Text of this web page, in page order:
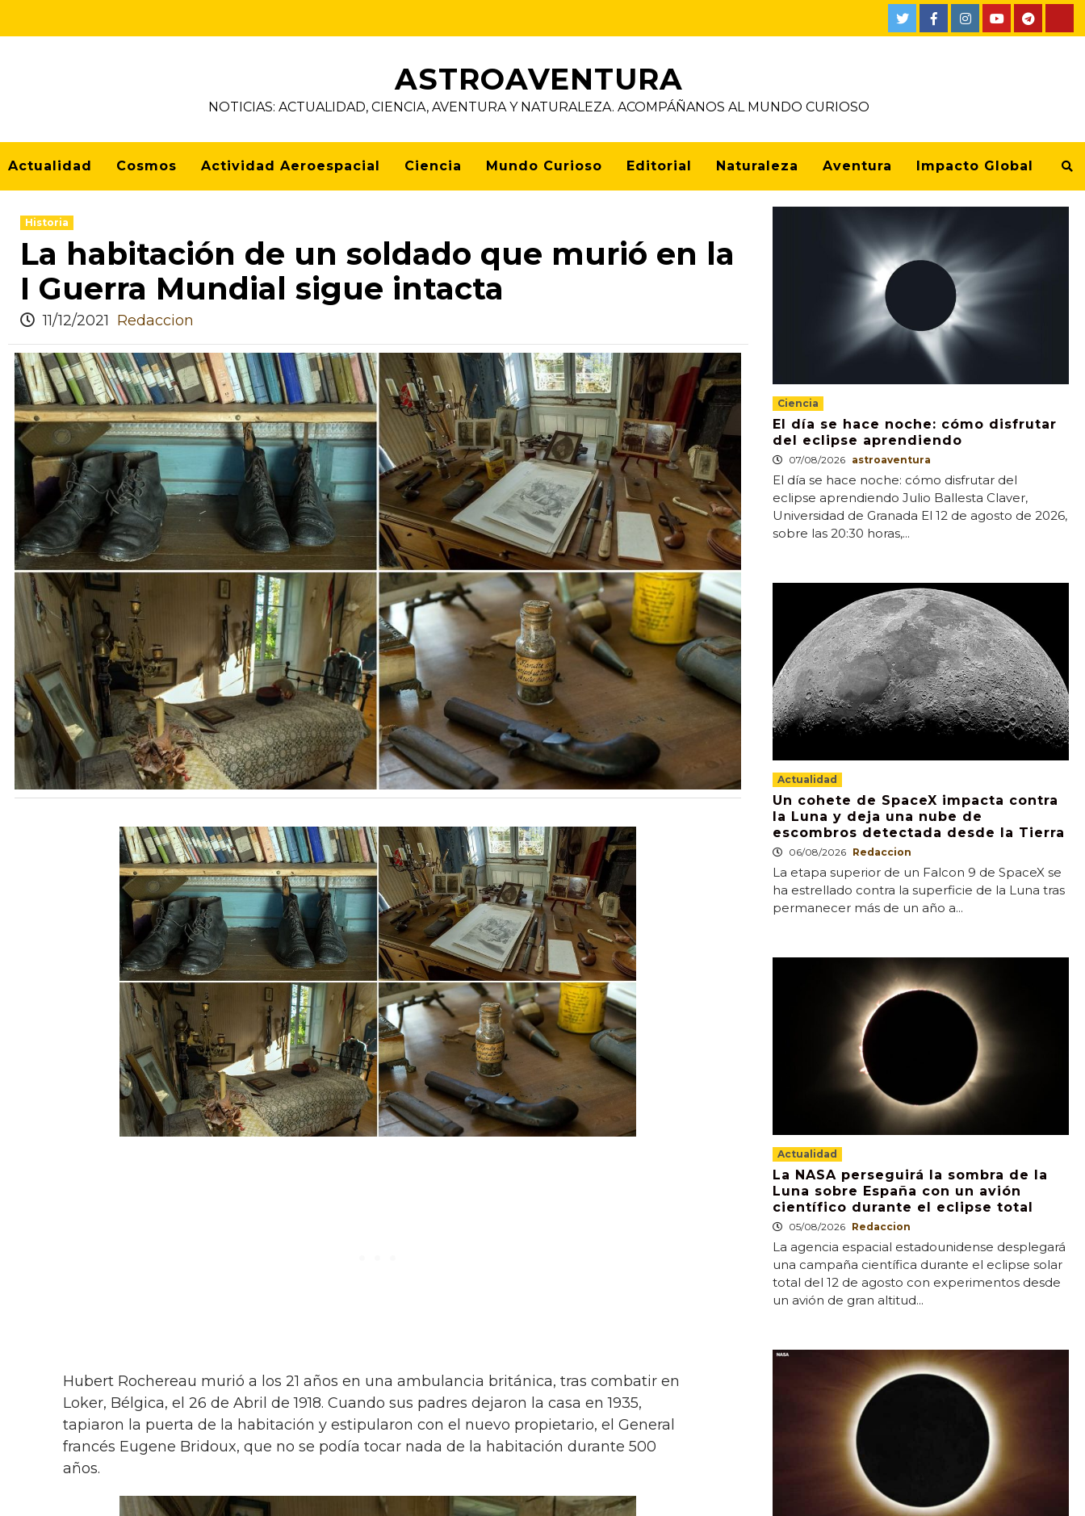
ASTROAVENTURA
NOTICIAS: ACTUALIDAD, CIENCIA, AVENTURA Y NATURALEZA. ACOMPÁÑANOS AL MUNDO CURIOSO
Actualidad Cosmos Actividad Aeroespacial Ciencia Mundo Curioso Editorial Naturaleza Aventura Impacto Global
Historia
La habitación de un soldado que murió en la
I Guerra Mundial sigue intacta
11/12/2021 Redaccion
Hubert Rochereau murió a los 21 años en una ambulancia británica, tras combatir en
Loker, Bélgica, el 26 de Abril de 1918. Cuando sus padres dejaron la casa en 1935,
tapiaron la puerta de la habitación y estipularon con el nuevo propietario, el General
francés Eugene Bridoux, que no se podía tocar nada de la habitación durante 500
años.
Ciencia
El día se hace noche: cómo disfrutar
del eclipse aprendiendo
07/08/2026 astroaventura
El día se hace noche: cómo disfrutar del
eclipse aprendiendo Julio Ballesta Claver,
Universidad de Granada El 12 de agosto de 2026,
sobre las 20:30 horas,...
Actualidad
Un cohete de SpaceX impacta contra
la Luna y deja una nube de
escombros detectada desde la Tierra
06/08/2026 Redaccion
La etapa superior de un Falcon 9 de SpaceX se
ha estrellado contra la superficie de la Luna tras
permanecer más de un año a...
Actualidad
La NASA perseguirá la sombra de la
Luna sobre España con un avión
científico durante el eclipse total
05/08/2026 Redaccion
La agencia espacial estadounidense desplegará
una campaña científica durante el eclipse solar
total del 12 de agosto con experimentos desde
un avión de gran altitud...